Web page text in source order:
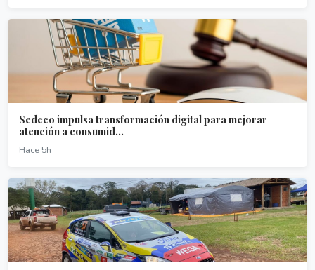
Sedeco impulsa transformación digital para mejorar
atención a consumid...
Hace 5h